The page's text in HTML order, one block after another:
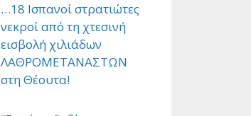
…18 Ισπανοί στρατιώτες
νεκροί από τη χτεσινή
εισβολή χιλιάδων
ΛΑΘΡΟΜΕΤΑΝΑΣΤΩΝ
στη Θέουτα!